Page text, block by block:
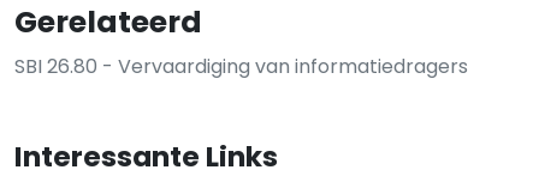
Gerelateerd
SBI 26.80 - Vervaardiging van informatiedragers
Interessante Links